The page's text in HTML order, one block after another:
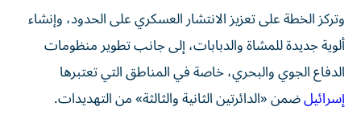
وتركز الخطة على تعزيز الانتشار العسكري على الحدود، وإنشاء
ألوية جديدة للمشاة والدبابات، إلى جانب تطوير منظومات
الدفاع الجوي والبحري، خاصة في المناطق التي تعتبرها
إسرائيلضمن «الدائرتين الثانية والثالثة» من التهديدات.